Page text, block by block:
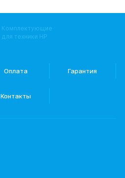
Комплектующие
для техники HP
Оплата Гарантия
Контакты